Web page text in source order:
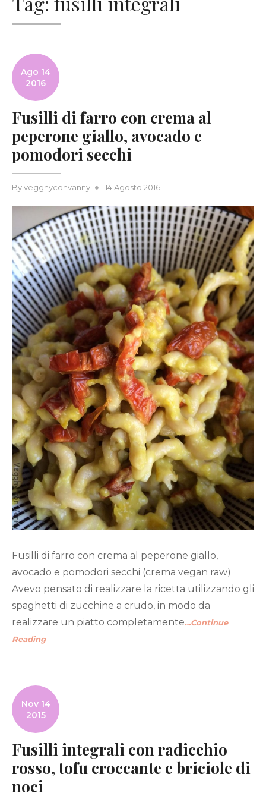
Ago 14
2016
Fusilli di farro con crema al
peperone giallo, avocado e
pomodori secchi
Byvegghyconvanny
Posted
14 Agosto 2016
Fusilli di farro con crema al peperone giallo,
avocado e pomodori secchi (crema vegan raw)
Avevo pensato di realizzare la ricetta utilizzando gli
spaghetti di zucchine a crudo, in modo da
realizzare un piatto completamente…Continue
Reading
Nov 14
2015
Fusilli integrali con radicchio
rosso, tofu croccante e briciole di
noci